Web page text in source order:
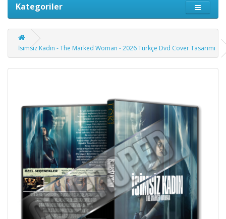
Kategoriler
İsimsiz Kadın - The Marked Woman - 2026 Türkçe Dvd Cover Tasarımı